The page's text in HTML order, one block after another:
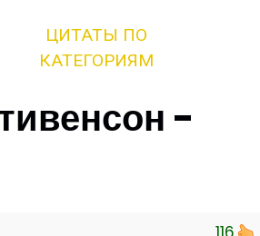
ЦИТАТЫ ПО
КАТЕГОРИЯМ
-